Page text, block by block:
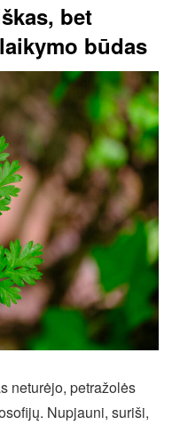
bet
būdas
neturėjo, petražolės
Nupjauni, suriši,